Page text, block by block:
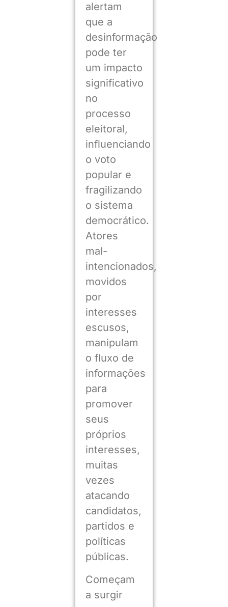
alertam
que a
desinformação
pode ter
um impacto
significativo
no
processo
eleitoral,
influenciando
o voto
popular e
fragilizando
o sistema
democrático.
Atores
mal-
intencionados,
movidos
por
interesses
escusos,
manipulam
o fluxo de
informações
para
promover
seus
próprios
interesses,
muitas
vezes
atacando
candidatos,
partidos e
políticas
públicas.
Começam
a surgir